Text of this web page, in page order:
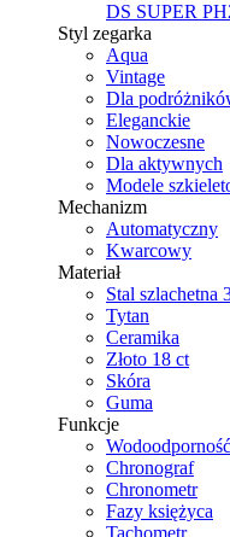
DS SUPER
Styl zegarka
Aqua
Vintage
Dla
Eleganckie
Nowoczesne
Dla aktywnych
Modele
Mechanizm
Automatyczny
Kwarcowy
Materiał
Stal szlachetna
Tytan
Ceramika
Złoto 18 ct
Skóra
Guma
Funkcje
Wodoodporność
Chronograf
Chronometr
Fazy księżyca